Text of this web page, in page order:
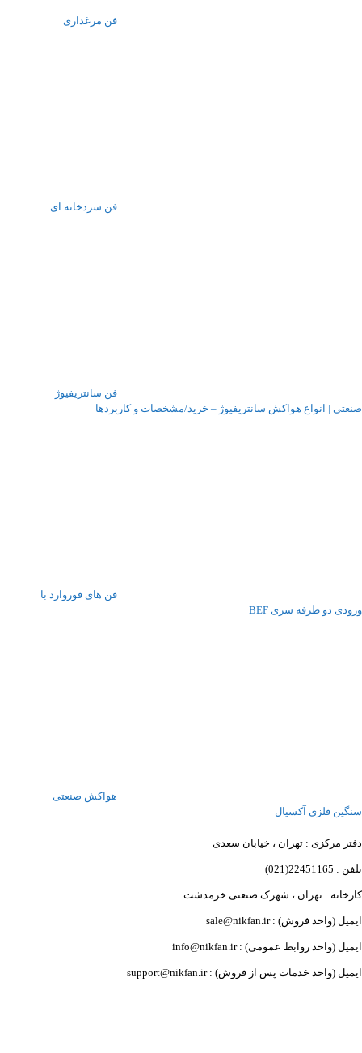
فن مرغداری
فن سردخانه ای
فن سانتریفیوژ
صنعتی | انواع هواکش سانتریفیوژ – خرید/مشخصات و کاربردها
فن های فوروارد با
ورودی دو طرفه سری BEF
هواکش صنعتی
سنگین فلزی آکسیال
دفتر مرکزی : تهران ، خیابان سعدی
تلفن : 22451165(021)
کارخانه : تهران ، شهرک صنعتی خرمدشت
ایمیل (واحد فروش) : sale@nikfan.ir
ایمیل (واحد روابط عمومی) : info@nikfan.ir
ایمیل (واحد خدمات پس از فروش) : support@nikfan.ir